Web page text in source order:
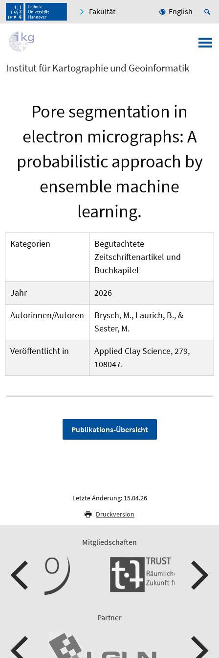
Fakultät English
Institut für Kartographie und Geoinformatik
Pore segmentation in
electron micrographs: A
probabilistic approach by
ensemble machine
learning.
Kategorien
Begutachtete
Zeitschriftenartikel und
Buchkapitel
Jahr
2026
Autorinnen/Autoren
Brysch, M., Laurich, B., &
Sester, M.
Veröffentlicht in
Applied Clay Science, 279,
108047.
Publikations-Übersicht
Letzte Änderung: 15.04.26
Druckversion
Mitgliedschaften
Partner